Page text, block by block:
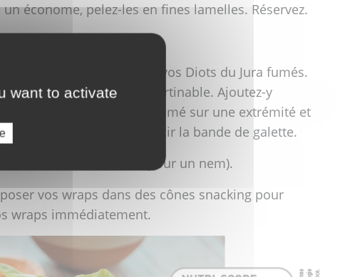
économe, pelez-les en fines lamelles. Réservez.
bande de la largeur de vos Diots du Jura fumés.
de votre préparation tartinable. Ajoutez-y
votre Diot du Jura fumé sur une extrémité et
vous pouvez raccourcir la bande de galette.
de laitue (comme pour un nem).
vos wraps dans des cônes snacking pour
wraps immédiatement.
want to activate